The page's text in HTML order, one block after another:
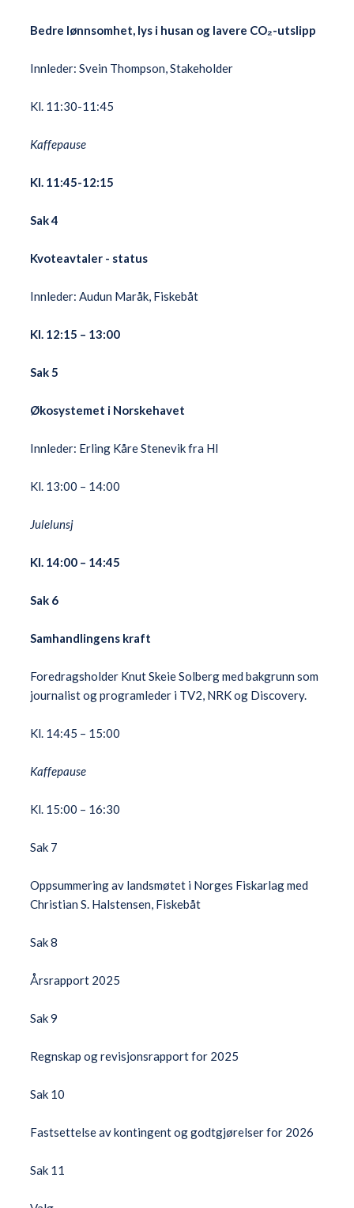
Bedre lønnsomhet, lys i husan og lavere CO₂-utslipp
Innleder: Svein Thompson, Stakeholder
Kl. 11:30-11:45
Kaffepause
Kl. 11:45-12:15
Sak 4
Kvoteavtaler - status
Innleder: Audun Maråk, Fiskebåt
Kl. 12:15 – 13:00
Sak 5
Økosystemet i Norskehavet
Innleder: Erling Kåre Stenevik fra HI
Kl. 13:00 – 14:00
Julelunsj
Kl. 14:00 – 14:45
Sak 6
Samhandlingens kraft
Foredragsholder Knut Skeie Solberg med bakgrunn som
journalist og programleder i TV2, NRK og Discovery.
Kl. 14:45 – 15:00
Kaffepause
Kl. 15:00 – 16:30
Sak 7
Oppsummering av landsmøtet i Norges Fiskarlag med
Christian S. Halstensen, Fiskebåt
Sak 8
Årsrapport 2025
Sak 9
Regnskap og revisjonsrapport for 2025
Sak 10
Fastsettelse av kontingent og godtgjørelser for 2026
Sak 11